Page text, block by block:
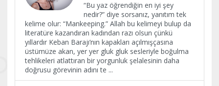
“Bu yaz öğrendiğin en iyi şey
nedir?” diye sorsanız, yanıtım tek
kelime olur: “Mankeeping.” Allah bu kelimeyi bulup da
literatüre kazandıran kadından razı olsun çünkü
yıllardır Keban Barajı’nın kapakları açılmışçasına
üstümüze akan, yer yer gluk gluk sesleriyle boğulma
tehlikeleri atlattıran bir yorgunluk şelalesinin daha
doğrusu görevinin adını te ...